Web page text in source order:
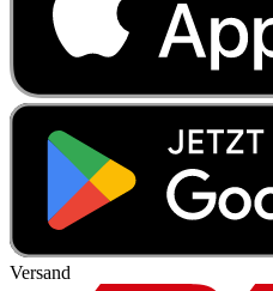
Versand